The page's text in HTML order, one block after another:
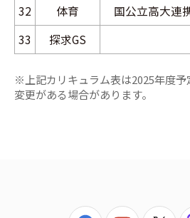
32
体育
国公立高大連
33
探求GS
※上記カリキュラム表は2025年度
変更がある場合があります。